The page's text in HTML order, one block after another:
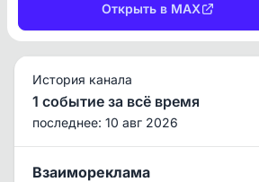
Открыть в MAX
История канала
1 событие за всё время
последнее: 10 авг 2026
Взаимореклама